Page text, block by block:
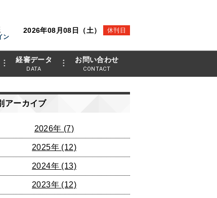
2026年08月08日（土） 休刊日
ン
経審データ
DATA
お問い合わせ
CONTACT
アーカイブ
2026年 (7)
2025年 (12)
2024年 (13)
2023年 (12)